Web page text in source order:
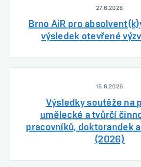
27.6.2026
Brno AiR pro
výsledek otevřené
15.6.2026
Výsledky soutěže na
umělecké a tvůrčí
pracovníků, doktorandek
(2026)